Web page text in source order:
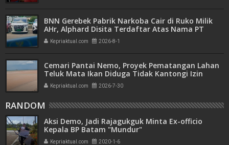
BNN Gerebek Pabrik Narkoba Cair di Ruko Milik
AHr, Alphard Disita Terdaftar Atas Nama PT
Mitra Usaha Properti
Kepriaktual.com 2026-8-1
Cemari Pantai Nemo, Proyek Pematangan Lahan
Teluk Mata Ikan Diduga Tidak Kantongi Izin
Amdal
Kepriaktual.com 2026-7-30
RANDOM
Aksi Demo, Jadi Rajagukguk Minta Ex-officio
Kepala BP Batam "Mundur"
Kepriaktual.com 2020-1-6